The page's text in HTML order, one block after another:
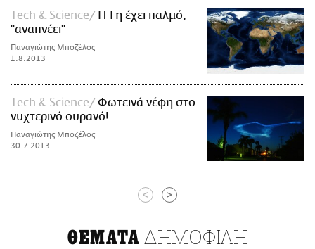
Τech & Science
Η Γη έχει παλμό,
"αναπνέει"
Παναγιώτης Μποζέλος
1.8.2013
Τech & Science
Φωτεινά νέφη στο
νυχτερινό ουρανό!
Παναγιώτης Μποζέλος
30.7.2013
< >
ΘΕΜΑΤΑ ΔΗΜΟΦΙΛΗ